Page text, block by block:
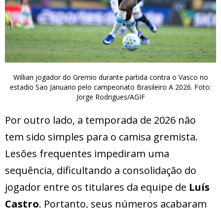
Willian jogador do Gremio durante partida contra o Vasco no
estadio Sao Januario pelo campeonato Brasileiro A 2026. Foto:
Jorge Rodrigues/AGIF
Por outro lado, a temporada de 2026 não
tem sido simples para o camisa gremista.
Lesões frequentes impediram uma
sequência, dificultando a consolidação do
jogador entre os titulares da equipe de Luís
Castro. Portanto, seus números acabaram